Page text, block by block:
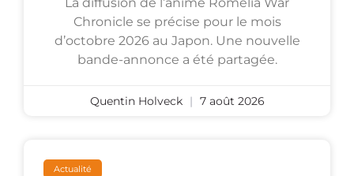
Chronicle se précise pour le mois
d’octobre 2026 au Japon. Une nouvelle
bande-annonce a été partagée.
Quentin Holveck 7 août 2026
Actualité